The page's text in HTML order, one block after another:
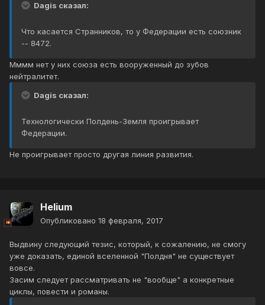
Dagis сказал:
Что касается Странников, то у Федерации есть союзник
-- 8472.
Мммм нет у них союза есть вооруженный до зубов
нейтралитет.
Dagis сказал:
Технологически Полдень-Земля проигрывает
Федерации.
Не проигрывает просто другая линия развития.
Helium
Опубликовано 18 февраля, 2017
Выдвину следующий тезис, который, к сожалению, не смогу
уже доказать, единой вселенной "Полдня" не существует
вовсе.
Засим следует рассматривать не "вообще" а конкретные
циклы, повести и романы.